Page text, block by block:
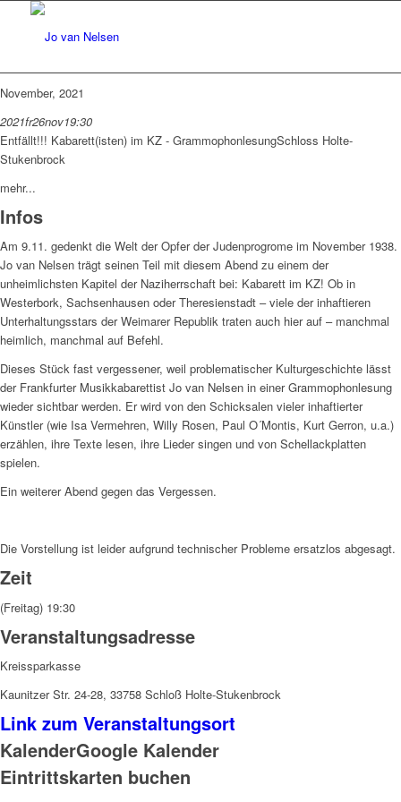
November, 2021
2021fr26nov19:30
Entfällt!!! Kabarett(isten) im KZ - GrammophonlesungSchloss Holte-
Stukenbrock
mehr...
Infos
Am 9.11. gedenkt die Welt der Opfer der Judenprogrome im November 1938.
Jo van Nelsen trägt seinen Teil mit diesem Abend zu einem der
unheimlichsten Kapitel der Naziherrschaft bei: Kabarett im KZ! Ob in
Westerbork, Sachsenhausen oder Theresienstadt – viele der inhaftieren
Unterhaltungsstars der Weimarer Republik traten auch hier auf – manchmal
heimlich, manchmal auf Befehl.
Dieses Stück fast vergessener, weil problematischer Kulturgeschichte lässt
der Frankfurter Musikkabarettist Jo van Nelsen in einer Grammophonlesung
wieder sichtbar werden. Er wird von den Schicksalen vieler inhaftierter
Künstler (wie Isa Vermehren, Willy Rosen, Paul O´Montis, Kurt Gerron, u.a.)
erzählen, ihre Texte lesen, ihre Lieder singen und von Schellackplatten
spielen.
Ein weiterer Abend gegen das Vergessen.
Die Vorstellung ist leider aufgrund technischer Probleme ersatzlos abgesagt.
Zeit
(Freitag) 19:30
Veranstaltungsadresse
Kreissparkasse
Kaunitzer Str. 24-28, 33758 Schloß Holte-Stukenbrock
Link zum Veranstaltungsort
KalenderGoogle Kalender
Eintrittskarten buchen